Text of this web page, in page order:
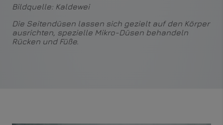
Bildquelle: Kaldewei
Die Seitendüsen lassen sich gezielt auf den Körper
ausrichten, spezielle Mikro-Düsen behandeln
Rücken und Füße.